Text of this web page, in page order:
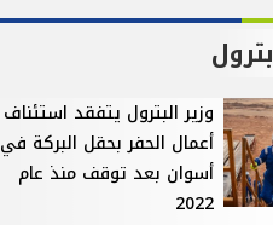
بترول
وزير البترول يتفقد استئناف
أعمال الحفر بحقل البركة في
أسوان بعد توقف منذ عام
2022